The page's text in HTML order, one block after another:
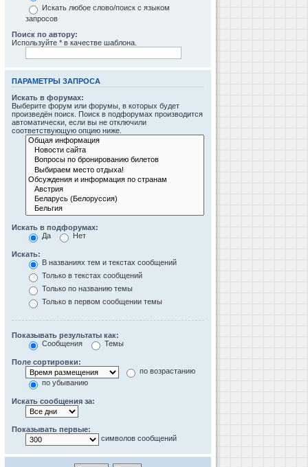
Искать любое слово/поиск с языком
запросов
Поиск по автору:
Используйте * в качестве шаблона.
ПАРАМЕТРЫ ЗАПРОСА
Искать в форумах:
Выберите форум или форумы, в которых будет
произведён поиск. Поиск в подфорумах производится
автоматически, если вы не отключили
соответствующую опцию ниже.
Искать в подфорумах:
Да
Нет
Искать:
В названиях тем и текстах сообщений
Только в текстах сообщений
Только по названию темы
Только в первом сообщении темы
Показывать результаты как:
Сообщения
Темы
Поле сортировки:
по возрастанию
по убыванию
Искать сообщения за:
Показывать первые:
символов сообщений